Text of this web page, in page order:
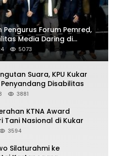
Pengurus Forum Pemred,
Media Daring di
5073
Suara, KPU Kukar
Disabilitas
3881
KTNA Award
Tani Nasional di Kukar
3594
Silaturahmi ke